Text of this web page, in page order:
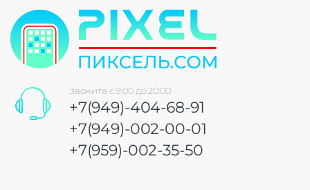
Звоните с 9:00 до 20:00
+7(949)-404-68-91
+7(949)-002-00-01
+7(959)-002-35-50